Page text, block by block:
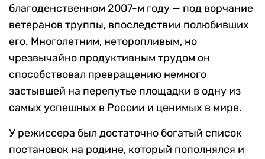
благоденственном 2007-м году — под ворчание
ветеранов труппы, впоследствии полюбивших
его. Многолетним, неторопливым, но
чрезвычайно продуктивным трудом он
способствовал превращению немного
застывшей на перепутье площадки в одну из
самых успешных в России и ценимых в мире.
У режиссера был достаточно богатый список
постановок на родине, который пополнялся и